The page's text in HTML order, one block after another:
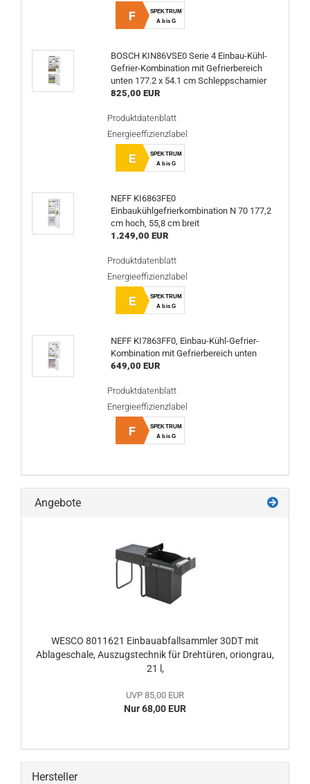
F
SPEKTRUM
A bis G
BOSCH KIN86VSE0 Serie 4 Einbau-Kühl-
Gefrier-Kombination mit Gefrierbereich
unten 177.2 x 54.1 cm Schleppscharnier
825,00 EUR
Produktdatenblatt
Energieeffizienzlabel
E
SPEKTRUM
A bis G
NEFF KI6863FE0
Einbaukühlgefrierkombination N 70 177,2
cm hoch, 55,8 cm breit
1.249,00 EUR
Produktdatenblatt
Energieeffizienzlabel
E
SPEKTRUM
A bis G
NEFF KI7863FF0, Einbau-Kühl-Gefrier-
Kombination mit Gefrierbereich unten
649,00 EUR
Produktdatenblatt
Energieeffizienzlabel
F
SPEKTRUM
A bis G
Angebote
WESCO 8011621 Einbauabfallsammler 30DT mit
Ablageschale, Auszugstechnik für Drehtüren, oriongrau,
21 l,
UVP 85,00 EUR
Nur 68,00 EUR
Hersteller